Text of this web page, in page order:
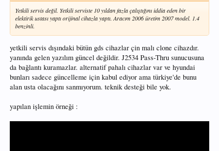
Yetkili servis değil. Yetkili serviste 10 yıldan fazla çalıştığını iddia eden bir
elektirik ustası yaptı orijinal cihazla yaptı. Aracım 2006 üretim 2007 model. 1.4
benzinli.
yetkili servis dışındaki bütün gds cihazlar çin malı clone cihazdır.
yanında gelen yazılım güncel değildir. J2534 Pass-Thru sunucusuna
da bağlantı kuramazlar. alternatif pahalı cihazlar var ve hyundai
bunları sadece güncelleme için kabul ediyor ama türkiye'de bunu
alan usta olacağını sanmıyorum. teknik desteği bile yok.
yapılan işlemin örneği :